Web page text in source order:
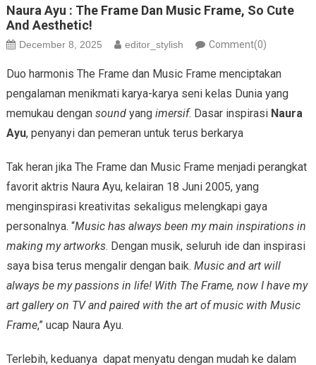
Naura Ayu : The Frame Dan Music Frame, So Cute
And Aesthetic!
December 8, 2025 editor_stylish Comment(0)
Duo harmonis The Frame dan Music Frame menciptakan
pengalaman menikmati karya-karya seni kelas Dunia yang
memukau dengan soundyang imersif. Dasar inspirasi Naura
Ayu, penyanyi dan pemeran untuk terus berkarya
Tak heran jika The Frame dan Music Frame menjadi perangkat
favorit aktris Naura Ayu, kelairan 18 Juni 2005, yang
menginspirasi kreativitas sekaligus melengkapi gaya
personalnya. “Music has always been my main inspirations in
making my artworks. Dengan musik, seluruh ide dan inspirasi
saya bisa terus mengalir dengan baik. Music and art will
always be my passions in life! With The Frame, now I have my
art gallery on TV and paired with the art of music with Music
Frame,” ucap Naura Ayu.
Terlebih, keduanya dapat menyatu dengan mudah ke dalam